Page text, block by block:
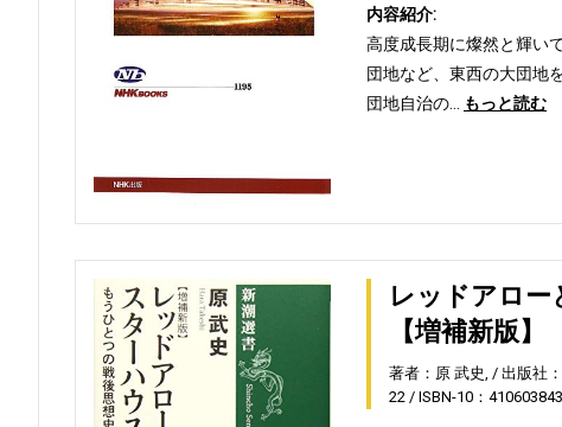
内容紹介:
高度成長期に燦然と輝い
団地など、東西の大団地
団地自治の…
もっと読む
レッドアロー
【増補新版】
著者：原 武史, 出版社
22
ISBN-10：